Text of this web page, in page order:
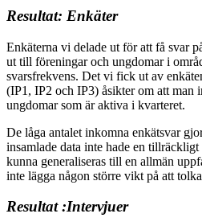
Resultat: Enkäter
Enkäterna vi delade ut för att få svar
ut till föreningar och ungdomar i
svarsfrekvens. Det vi fick ut av
(IP1, IP2 och IP3) åsikter om att man
ungdomar som är aktiva i kvarteret.
De låga antalet inkomna enkätsvar
insamlade data inte hade en
kunna generaliseras till en allmän
inte lägga någon större vikt på att
Resultat :Intervjuer